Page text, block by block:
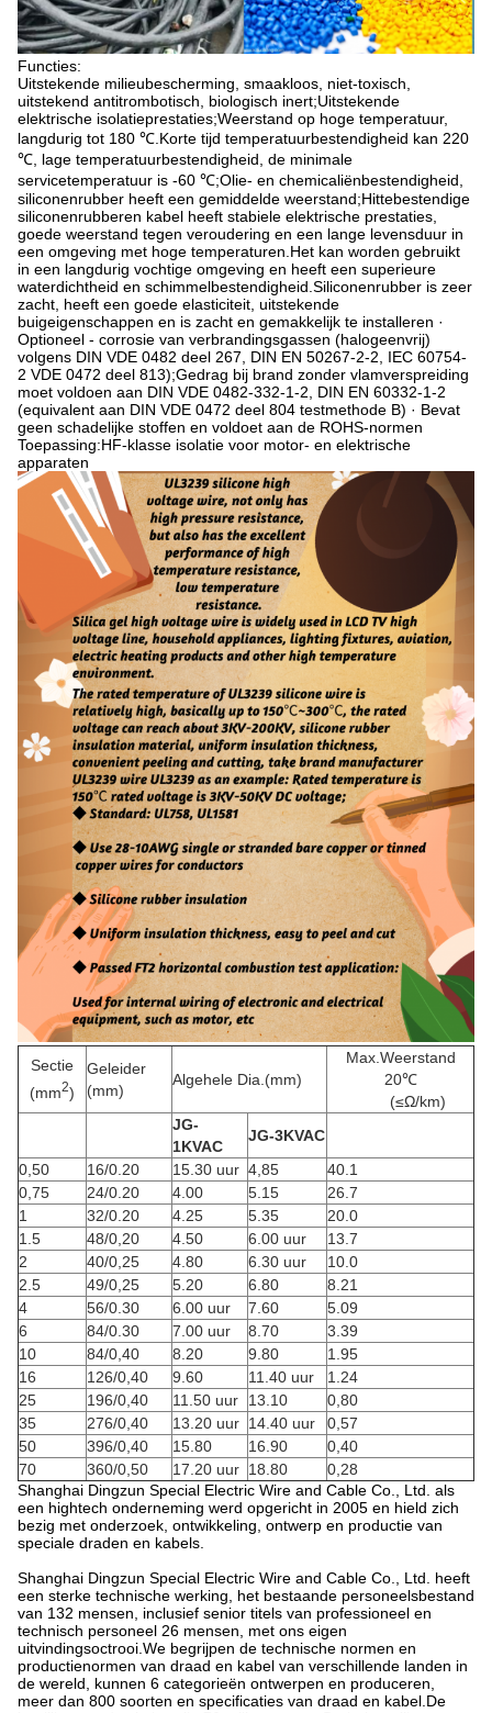
Functies:
Uitstekende milieubescherming, smaakloos, niet-toxisch,
uitstekend antitrombotisch, biologisch inert;Uitstekende
elektrische isolatieprestaties;Weerstand op hoge temperatuur,
langdurig tot 180 ℃.Korte tijd temperatuurbestendigheid kan 220
℃, lage temperatuurbestendigheid, de minimale
servicetemperatuur is -60 ℃;Olie- en chemicaliënbestendigheid,
siliconenrubber heeft een gemiddelde weerstand;Hittebestendige
siliconenrubberen kabel heeft stabiele elektrische prestaties,
goede weerstand tegen veroudering en een lange levensduur in
een omgeving met hoge temperaturen.Het kan worden gebruikt
in een langdurig vochtige omgeving en heeft een superieure
waterdichtheid en schimmelbestendigheid.Siliconenrubber is zeer
zacht, heeft een goede elasticiteit, uitstekende
buigeigenschappen en is zacht en gemakkelijk te installeren ·
Optioneel - corrosie van verbrandingsgassen (halogeenvrij)
volgens DIN VDE 0482 deel 267, DIN EN 50267-2-2, IEC 60754-
2 VDE 0472 deel 813);Gedrag bij brand zonder vlamverspreiding
moet voldoen aan DIN VDE 0482-332-1-2, DIN EN 60332-1-2
(equivalent aan DIN VDE 0472 deel 804 testmethode B) · Bevat
geen schadelijke stoffen en voldoet aan de ROHS-normen
Toepassing:HF-klasse isolatie voor motor- en elektrische
apparaten
Sectie
(mm2)
Geleider
(mm)
Algehele Dia.(mm)
Max.Weerstand
20℃
(≤Ω/km)
JG-
1KVAC
JG-3KVAC
0,50
16/0.20 15.30 uur 4,85
40.1
0,75
24/0.20 4.00 5.15
26.7
1
32/0.20 4.25 5.35
20.0
1.5
48/0,20 4.50 6.00 uur
13.7
2
40/0,25 4.80 6.30 uur
10.0
2.5
49/0,25 5.20 6.80
8.21
4
56/0.30 6.00 uur 7.60
5.09
6
84/0.30 7.00 uur 8.70
3.39
10
84/0,40 8.20 9.80
1.95
16
126/0,40 9.60 11.40 uur
1.24
25
196/0,40 11.50 uur 13.10
0,80
35
276/0,40 13.20 uur 14.40 uur
0,57
50
396/0,40 15.80 16.90
0,40
70
360/0,50 17.20 uur 18.80
0,28
Shanghai Dingzun Special Electric Wire and Cable Co., Ltd. als
een hightech onderneming werd opgericht in 2005 en hield zich
bezig met onderzoek, ontwikkeling, ontwerp en productie van
speciale draden en kabels.
Shanghai Dingzun Special Electric Wire and Cable Co., Ltd. heeft
een sterke technische werking, het bestaande personeelsbestand
van 132 mensen, inclusief senior titels van professioneel en
technisch personeel 26 mensen, met ons eigen
uitvindingsoctrooi.We begrijpen de technische normen en
productienormen van draad en kabel van verschillende landen in
de wereld, kunnen 6 categorieën ontwerpen en produceren,
meer dan 800 soorten en specificaties van draad en kabel.De